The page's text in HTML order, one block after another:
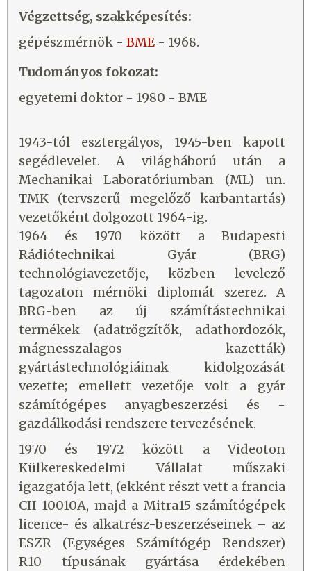
Végzettség, szakképesítés:
gépészmérnök - BME - 1968.
Tudományos fokozat:
egyetemi doktor - 1980 - BME
1943-tól esztergályos, 1945-ben kapott
segédlevelet. A világháború után a
Mechanikai Laboratóriumban (ML) un.
TMK (tervszerű megelőző karbantartás)
vezetőként dolgozott 1964-ig.
1964 és 1970 között a Budapesti
Rádiótechnikai Gyár (BRG)
technológiavezetője, közben levelező
tagozaton mérnöki diplomát szerez. A
BRG-ben az új számítástechnikai
termékek (adatrögzítők, adathordozók,
mágnesszalagos kazetták)
gyártástechnológiáinak kidolgozását
vezette; emellett vezetője volt a gyár
számítógépes anyagbeszerzési és -
gazdálkodási rendszere tervezésének.
1970 és 1972 között a Videoton
Külkereskedelmi Vállalat műszaki
igazgatója lett, (ekként részt vett a francia
CII 10010A, majd a Mitra15 számítógépek
licence- és alkatrész-beszerzéseinek – az
ESZR (Egységes Számítógép Rendszer)
R10 típusának gyártása érdekében